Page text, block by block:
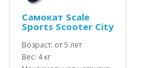
Самокат Scale
Sports Scooter City
460 Черный USA
Возраст: от 5 лет
Вес: 4 кг